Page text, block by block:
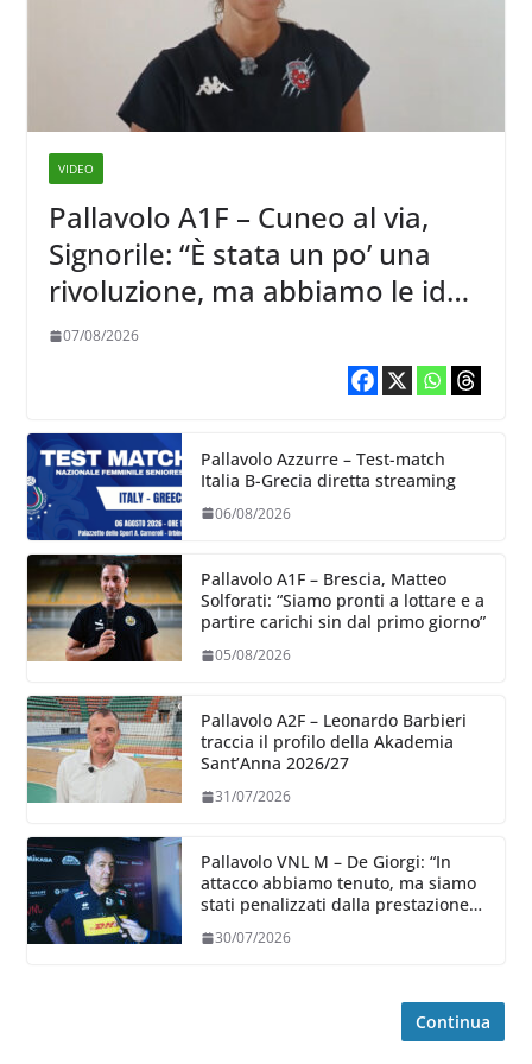
VIDEO
Pallavolo A1F – Cuneo al via,
Signorile: “È stata un po’ una
rivoluzione, ma abbiamo le idee
chiare siu cosa vogliamo fare”
07/08/2026
Pallavolo Azzurre – Test-match
Italia B-Grecia diretta streaming
06/08/2026
Pallavolo A1F – Brescia, Matteo
Solforati: “Siamo pronti a lottare e a
partire carichi sin dal primo giorno”
05/08/2026
Pallavolo A2F – Leonardo Barbieri
traccia il profilo della Akademia
Sant’Anna 2026/27
31/07/2026
Pallavolo VNL M – De Giorgi: “In
attacco abbiamo tenuto, ma siamo
stati penalizzati dalla prestazione
30/07/2026
Continua